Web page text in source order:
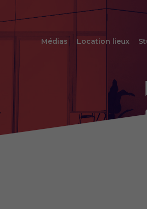
Médias Location lieux